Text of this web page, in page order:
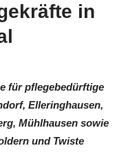
in
für pflegebedürftige
Elleringhausen,
Mühlhausen sowie
und Twiste